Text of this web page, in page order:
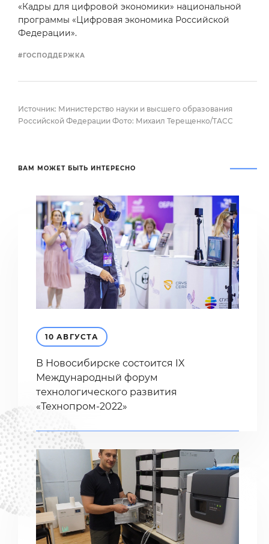
«Кадры для цифровой экономики» национальной
программы «Цифровая экономика Российской
Федерации».
#ГОСПОДДЕРЖКА
Источник: Министерство науки и высшего образования
Российской Федерации Фото: Михаил Терещенко/ТАСС
ВАМ МОЖЕТ БЫТЬ ИНТЕРЕСНО
10 АВГУСТА
В Новосибирске состоится IX
Международный форум
технологического развития
«Технопром-2022»